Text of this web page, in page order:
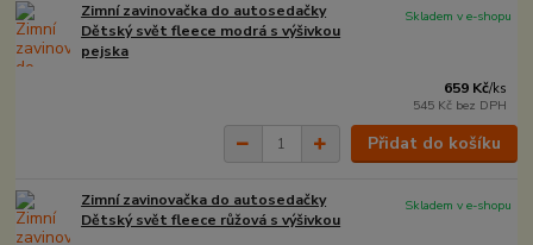
Zimní zavinovačka do autosedačky
Dětský svět fleece modrá s výšivkou
pejska
659 Kč/ks
545 Kč bez DPH
Skladem v e-shopu
Přidat do košíku
Zimní zavinovačka do autosedačky
Dětský svět fleece růžová s výšivkou
Skladem v e-shopu